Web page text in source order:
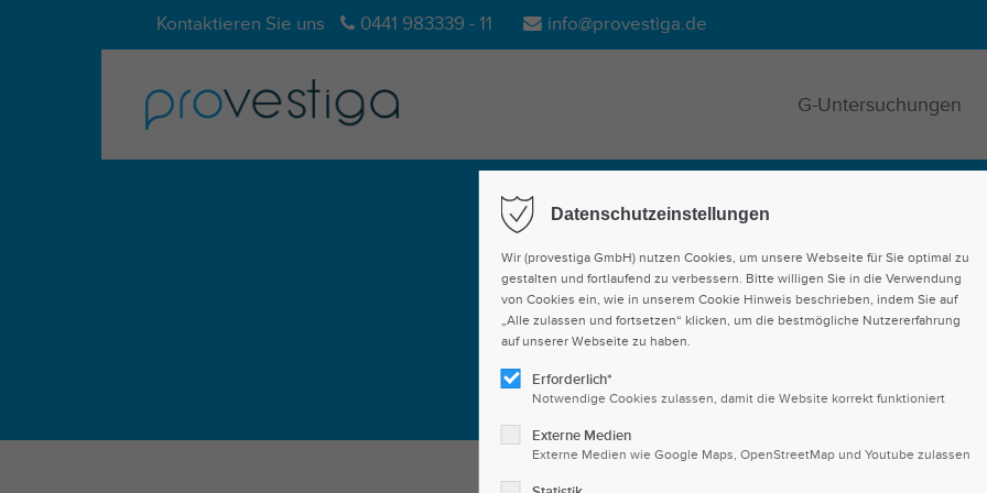
Kontaktieren Sie uns 0441 983339 - 11 info@provestiga.de
G-Untersuchungen
Kontakt
Datenschutzeinstellungen
Wir (provestiga GmbH) nutzen Cookies, um unsere Webseite für Sie optimal zu
gestalten und fortlaufend zu verbessern. Bitte willigen Sie in die Verwendung
von Cookies ein, wie in unserem Cookie Hinweis beschrieben, indem Sie auf
„Alle zulassen und fortsetzen“ klicken, um die bestmögliche Nutzererfahrung
auf unserer Webseite zu haben.
Erforderlich*
Notwendige Cookies zulassen, damit die Website korrekt funktioniert
Externe Medien
Externe Medien wie Google Maps, OpenStreetMap und Youtube zulassen